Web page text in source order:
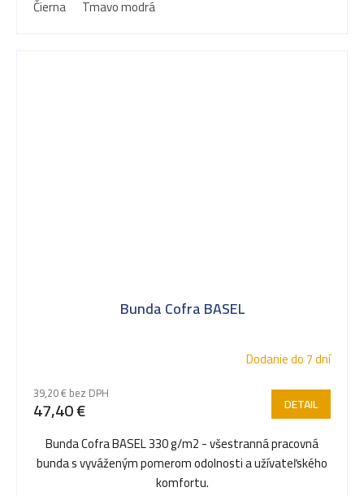
Čierna
Tmavo modrá
Bunda Cofra BASEL
Dodanie do 7 dní
39,20 € bez DPH
47,40 € DETAIL
Bunda Cofra BASEL 330 g/m2 - všestranná pracovná
bunda s vyváženým pomerom odolnosti a užívateľského
komfortu.